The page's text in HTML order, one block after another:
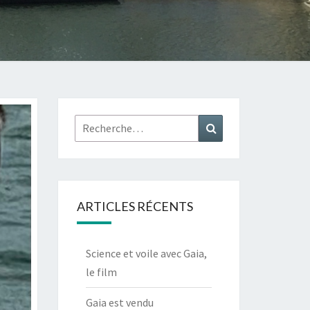
Rechercher :
ARTICLES RÉCENTS
Science et voile avec Gaia,
le film
Gaia est vendu